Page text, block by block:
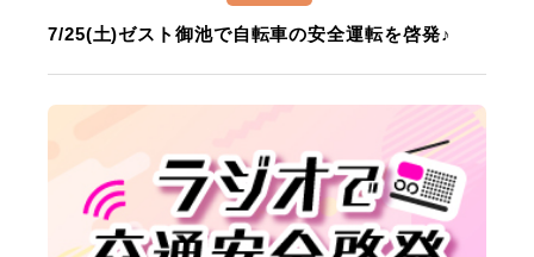
7/25(土)ゼスト御池で自転車の安全運転を啓発♪